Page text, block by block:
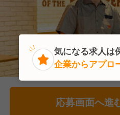
応募画面へ進
気になる求人は
企業からアプロ